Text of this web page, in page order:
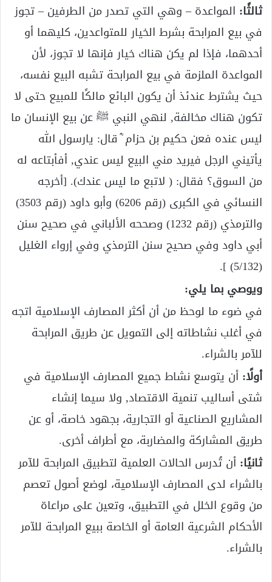
ثالثًا: المواعدة – وهي التي تصدر من الطرفين – تجوز
في بيع المرابحة بشرط الخيار للمتواعدين، كليهما أو
أحدهما، فإذا لم يكن هناك خيار فإنها لا تجوز، لأن
المواعدة الملزمة في بيع المرابحة تشبه البيع نفسه،
حيث يشترط عندئذ أن يكون البائع مالكًا للمبيع حتى لا
تكون هناك مخالفة, لنهي النبي ﷺ عن بيع الإنسان ما
ليس عنده فعن حكيم بن حزام ؓ قال: يارسول الله
يأتيني الرجل فيريد مني البيع ليس عندي, أفأبتاعه له
من السوق؟ فقال: ( لاتبع ما ليس عندك). [أخرجه
النسائي في الكبرى (رقم 6206) وأبو داود (رقم 3503)
والترمذي (رقم 1232) وصححه الألباني في صحيح سنن
أبي داود وفي صحيح سنن الترمذي وفي إرواء الغليل
(5/132) ].
ويوصي بما يلي:
في ضوء ما لوحظ من أن أكثر المصارف الإسلامية اتجه
في أغلب نشاطاته إلى التمويل عن طريق المرابحة
للآمر بالشراء.
أولًا: أن يتوسع نشاط جميع المصارف الإسلامية في
شتى أساليب تنمية الاقتصاد, ولا سيما إنشاء
المشاريع الصناعية أو التجارية، بجهود خاصة، أو عن
طريق المشاركة والمضاربة، مع أطراف أخرى.
ثانيًا: أن تُدرس الحالات العلمية لتطبيق المرابحة للآمر
بالشراء لدى المصارف الإسلامية، لوضع أصول تعصم
من وقوع الخلل في التطبيق، وتعين على مراعاة
الأحكام الشرعية العامة أو الخاصة ببيع المرابحة للآمر
بالشراء.